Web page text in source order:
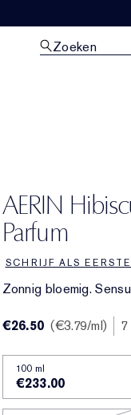
Zoeken
AERIN
Parfum
SCHRIJF ALS
Zonnig bloemig.
€26.50 €3.79/ml 7
100 ml
€233.00